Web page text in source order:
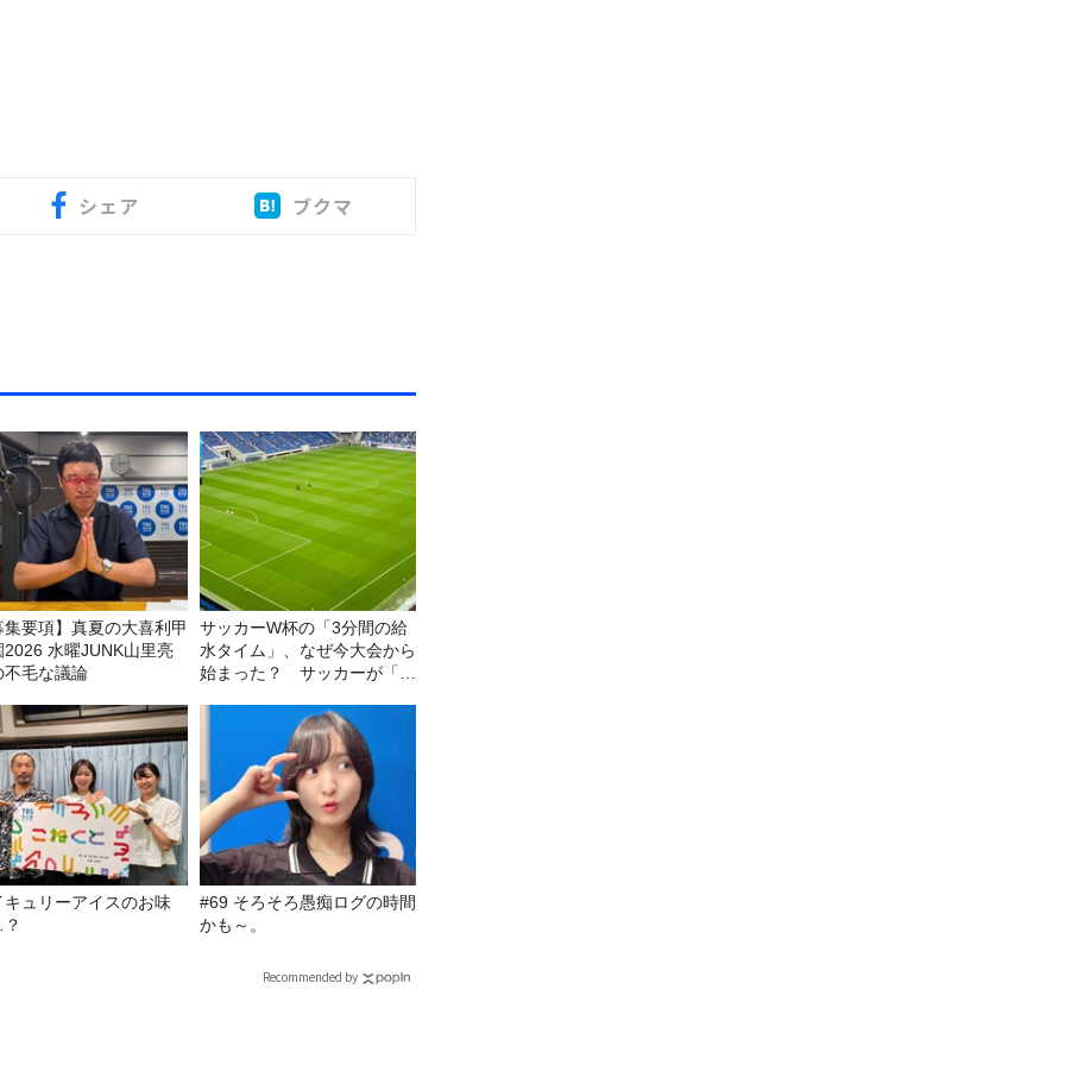
シェア ブクマ
集要項】真夏の大喜利甲
2026 水曜JUNK山里亮
不毛な議論
サッカーW杯の「3分間の給
水タイム」、なぜ今大会から
始まった？ サッカーが「お
キュリーアイスのお味
#69 そろそろ愚痴ログの時間
かも～。
Recommended by